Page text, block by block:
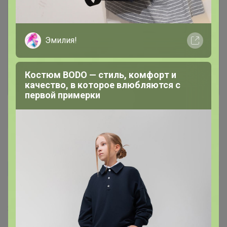
Чтобы написать комментарий необходимо
Это займет меньше минуты
Войти Зарегистрироваться
3 августа, 2026 09:53
Эмилия!
Костюм BODO — стиль, комфорт и
качество, в которое влюбляются с
первой примерки